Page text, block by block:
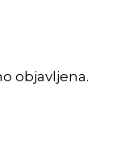
objavljena.